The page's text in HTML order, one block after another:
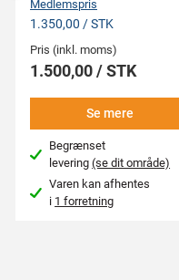
Medlemspris
1.350,00 / STK
Pris (inkl. moms)
1.500,00 / STK
Se mere
Begrænset
levering(se dit område)
Varen kan afhentes
i 1 forretning